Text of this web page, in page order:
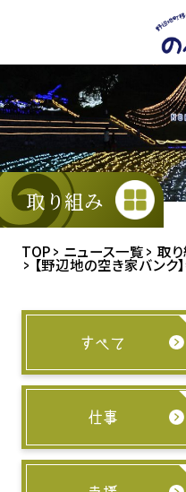
ン
コ
ン
テ
ン
ツ
に
取り組み
TOP ニュース一覧 取
【野辺地の空き家バンク
すべて
仕事